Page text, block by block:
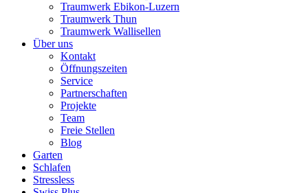
Traumwerk Ebikon-Luzern
Traumwerk Thun
Traumwerk Wallisellen
Über uns
Kontakt
Öffnungszeiten
Service
Partnerschaften
Projekte
Team
Freie Stellen
Blog
Garten
Schlafen
Stressless